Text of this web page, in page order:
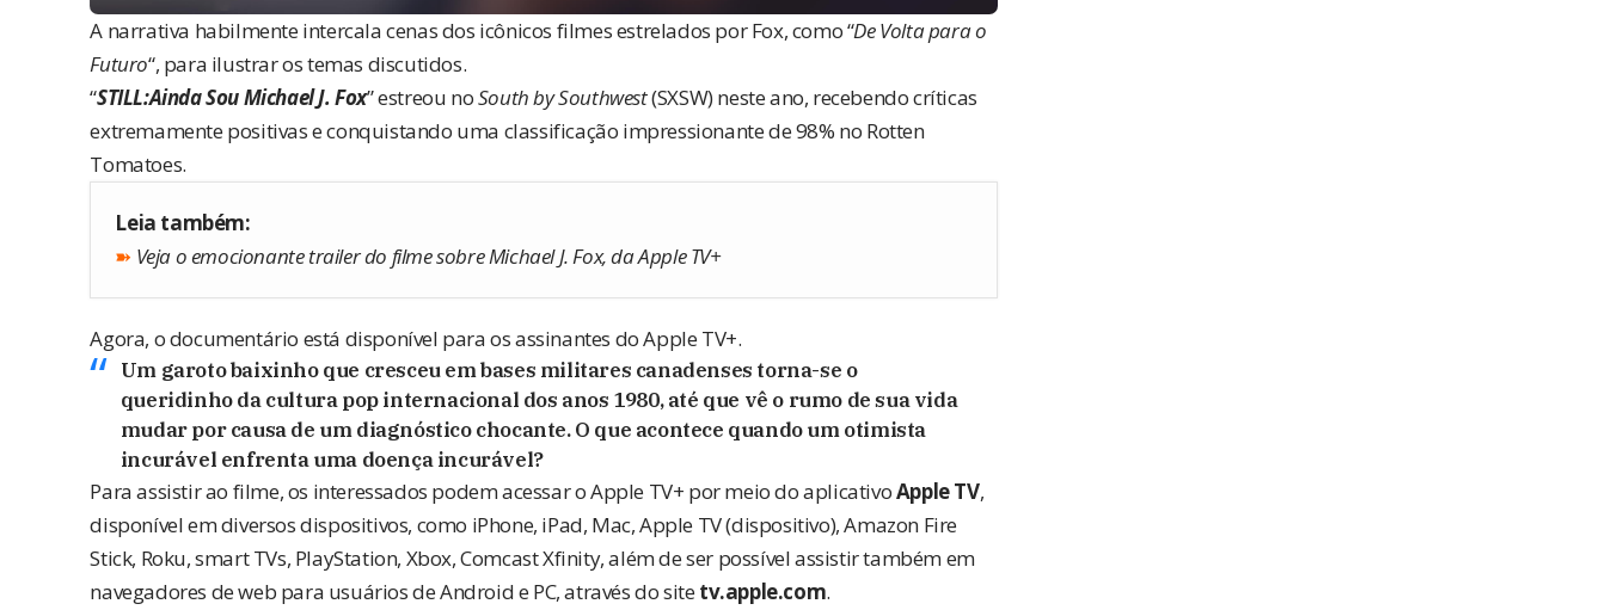
A narrativa habilmente intercala cenas dos icônicos filmes estrelados por Fox, como “De Volta para o
Futuro“, para ilustrar os temas discutidos.
“STILL:Ainda Sou Michael J. Fox” estreou noSouth by Southwest(SXSW) neste ano, recebendo críticas
extremamente positivas e conquistando uma classificação impressionante de 98% no Rotten
Tomatoes.
Leia também:
➽ Veja o emocionante trailer do filme sobre Michael J. Fox, da Apple TV+
Agora, o documentário está disponível para os assinantes do Apple TV+.
Um garoto baixinho que cresceu em bases militares canadenses torna-se o
queridinho da cultura pop internacional dos anos 1980, até que vê o rumo de sua vida
mudar por causa de um diagnóstico chocante. O que acontece quando um otimista
incurável enfrenta uma doença incurável?
Para assistir ao filme, os interessados podem acessar o Apple TV+ por meio do aplicativoApple TV,
disponível em diversos dispositivos, como iPhone, iPad, Mac, Apple TV (dispositivo), Amazon Fire
Stick, Roku, smart TVs, PlayStation, Xbox, Comcast Xfinity, além de ser possível assistir também em
navegadores de web para usuários de Android e PC, através do site tv.apple.com.